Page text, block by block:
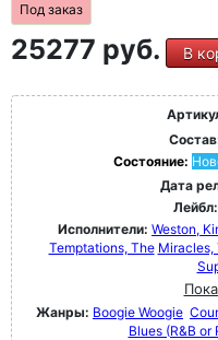
Под заказ
25277 руб. В
Состояние:
Дата
Лейбл:
Исполнители: Weston,
Temptations, The Miracles,
Жанры: Boogie Woogie
Blues (R&B or